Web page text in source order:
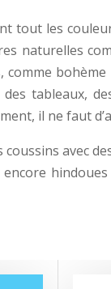
tout les
naturelles
tableaux,
il ne faut
avec